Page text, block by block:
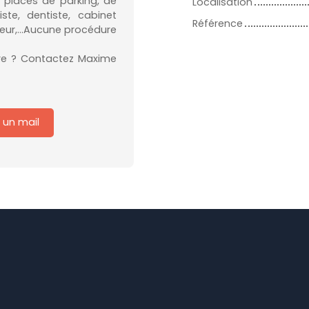
dentiste, cabinet
procédure
? Contactez Maxime
un mail
Référence